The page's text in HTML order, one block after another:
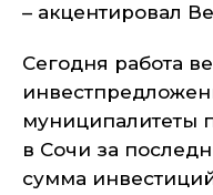
– акцентировал
Сегодня работа
муниципалитеты
в Сочи за
сумма инвестиций